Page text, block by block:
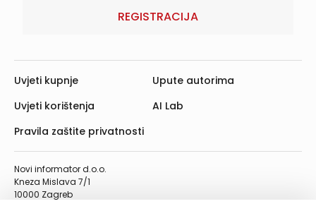
REGISTRACIJA
Novi informator d.o.o.
Kneza Mislava 7/1
10000 Zagreb
Uvjeti kupnje
Uvjeti korištenja
Pravila zaštite privatnosti
Upute autorima
AI Lab